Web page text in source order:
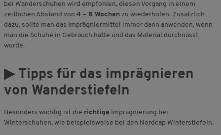
bei Wanderschuhen wird empfohlen, diesen Vorgang in einem
zeitlichen Abstand von 4 – 8 Wochen zu wiederholen. Zusätzlich
dazu, sollte man das Imprägniermittel immer dann anwenden, wenn
man die Schuhe in Gebrauch hatte und das Material durchnässt
wurde.
▶ Tipps für das imprägnieren
von Wanderstiefeln
Besonders wichtig ist die richtige Imprägnierung bei
Winterschuhen, wie beispielsweise bei den Nordcap Winterstiefeln.